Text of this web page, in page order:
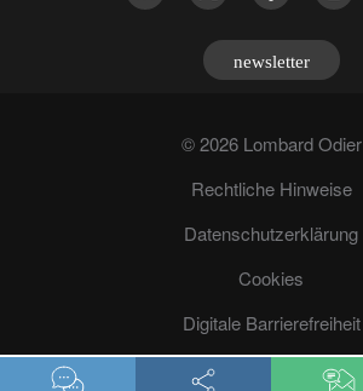
newsletter
© 2026 Lombard Odier
Rechtliche Hinweise
Datenschutzerklärung
Cookies
Digitale Barrierefreiheit
Betrugsprävention